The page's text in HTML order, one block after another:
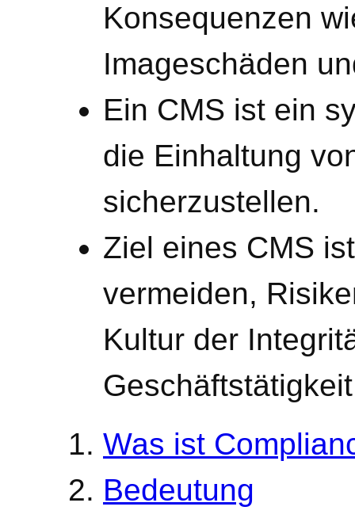
Konsequenzen
Imageschäden
Ein CMS ist ein
die Einhaltung
sicherzustellen.
Ziel eines CMS
vermeiden,
Kultur der
Was ist
Bedeutung